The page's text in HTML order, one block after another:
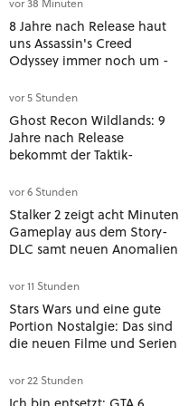
Diplomatie
vor 38 Minuten
8 Jahre nach Release haut
uns Assassin's Creed
Odyssey immer noch um -
vor 5 Stunden
Ghost Recon Wildlands: 9
Jahre nach Release
bekommt der Taktik-
nochmal ein dickes Update
vor 6 Stunden
Stalker 2 zeigt acht Minuten
Gameplay aus dem Story-
DLC samt neuen Anomalien
vor 11 Stunden
Stars Wars und eine gute
Portion Nostalgie: Das sind
die neuen Filme und Serien
vor 22 Stunden